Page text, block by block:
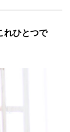
れひとつで